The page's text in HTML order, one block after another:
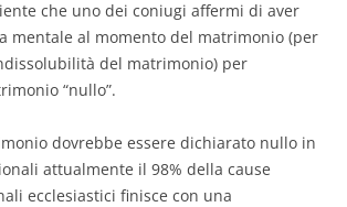
che uno dei coniugi affermi di aver
mentale al momento del matrimonio (per
del matrimonio) per
“nullo”.
dovrebbe essere dichiarato nullo in
attualmente il 98% della cause
ecclesiastici finisce con una